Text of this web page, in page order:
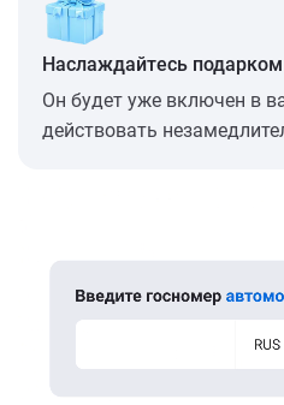
Наслаждайтесь
Он будет уже включен в
действовать